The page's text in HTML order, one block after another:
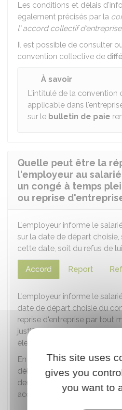
Les conditions et délais
également précisés par la
l' accord collectif d'entreprise.
Il est possible de consulter
convention collective de
À savoir
L'intitulé de la convention
applicable dans
sur le bulletin de paie
Quelle peut être la
l'employeur au
un congé à temps
ou reprise
L'employeur informe le
sur la date de départ
cette date, soit du refus de
Accord Report
L'employeur informe le
date de départ choisie du
reprise d'entreprise par tout
justifier de la date de sa
électronique recommandé,
En l'absence de réponse de
délai de30 joursà compter
demande du salarié,
acquis.
This site uses
gives you
you want to